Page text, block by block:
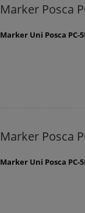
Marker Posca
Marker Uni Posca PC-
Marker Posca
Marker Uni Posca PC-